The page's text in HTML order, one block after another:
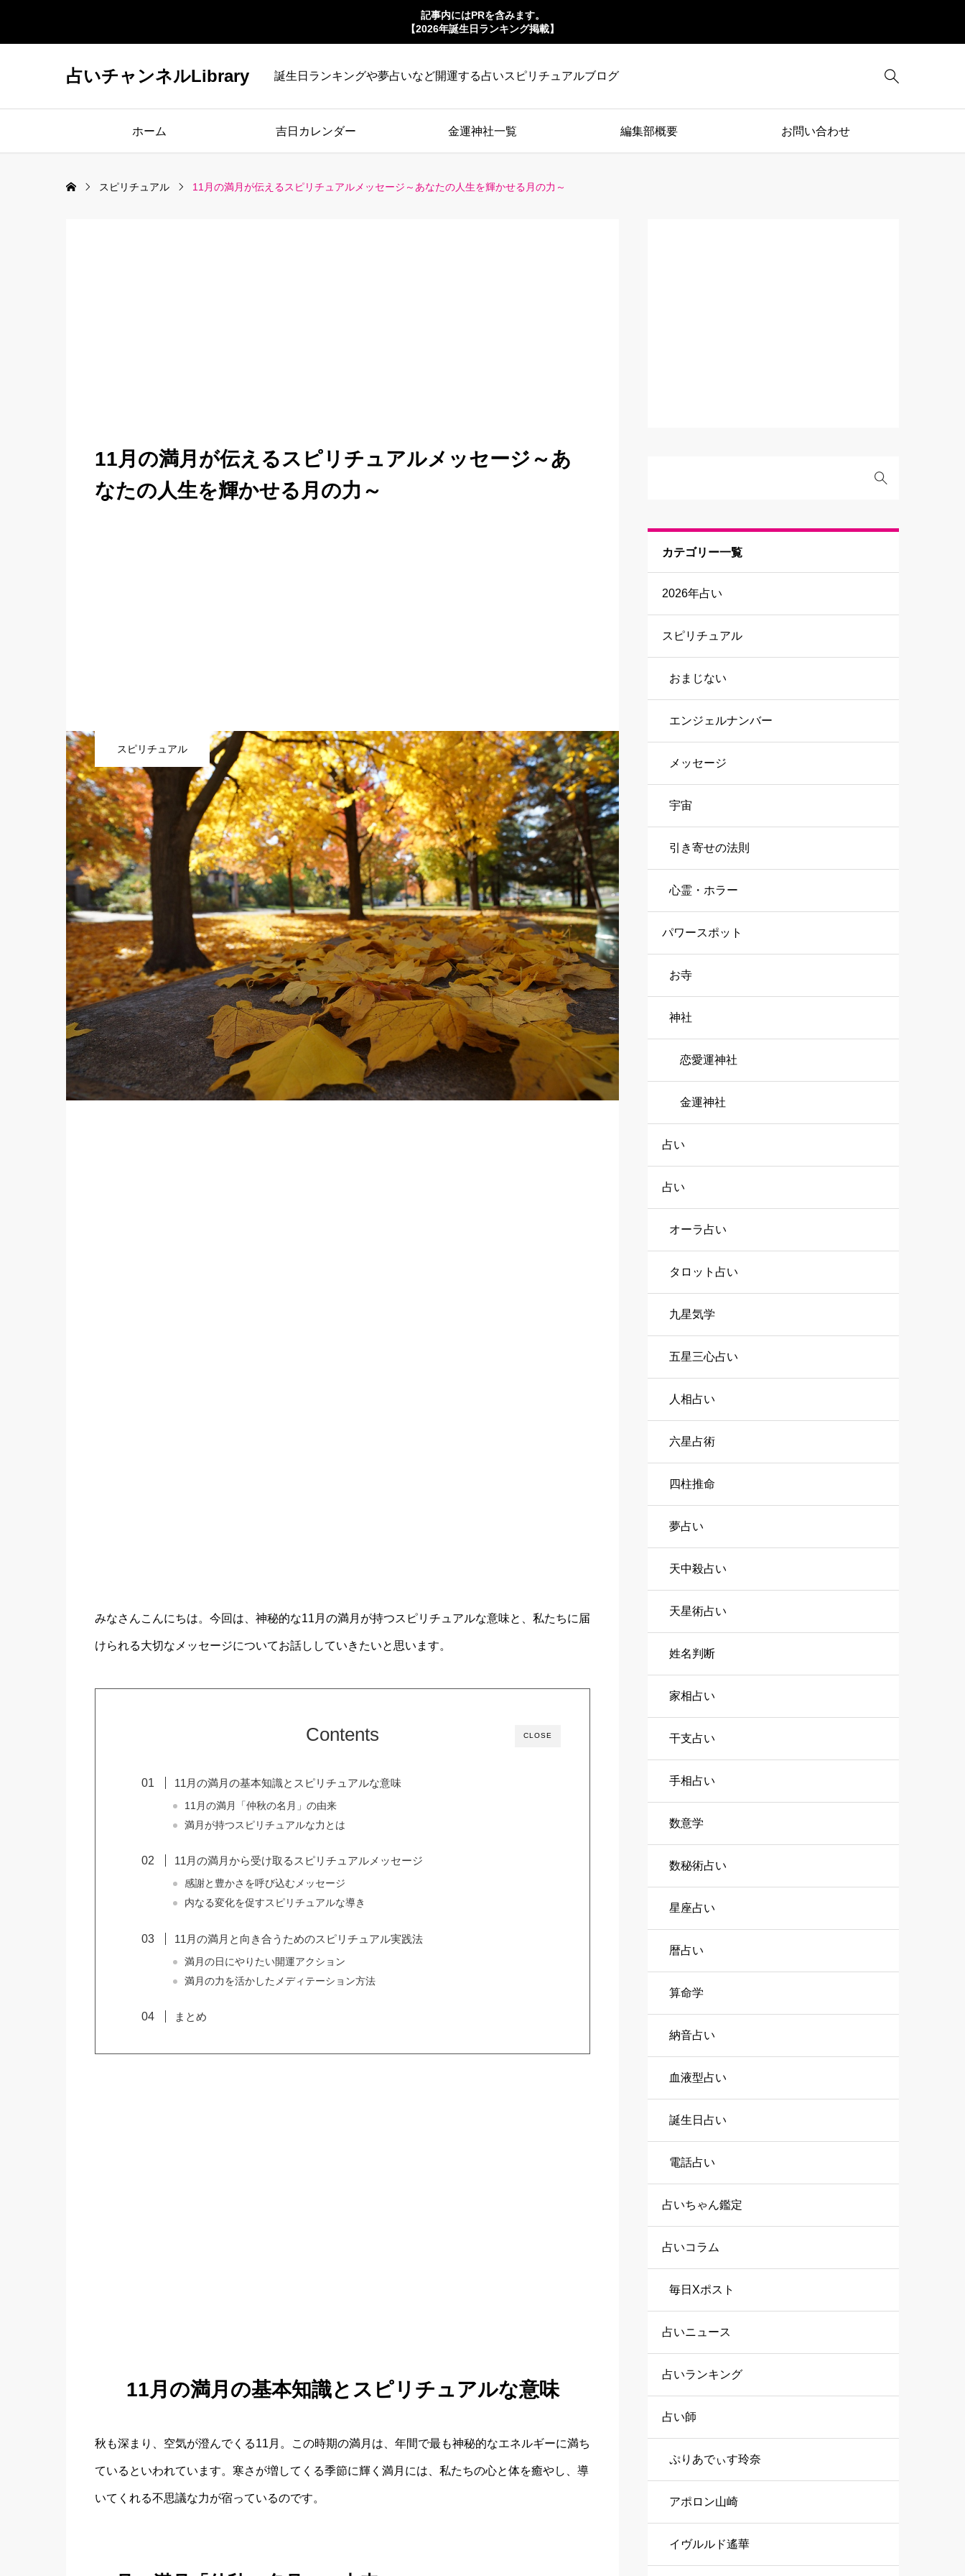
記事内にはPRを含みます。
【2026年誕生日ランキング掲載】
占いチャンネルLibrary 誕生日ランキングや夢占いなど開運する占いスピリチュアルブログ 
ホーム 吉日カレンダー 金運神社一覧 編集部概要 お問い合わせ
スピリチュアル 11月の満月が伝えるスピリチュアルメッセージ～あなたの人生を輝かせる月の力～
11月の満月が伝えるスピリチュアルメッセージ～あ
なたの人生を輝かせる月の力～
スピリチュアル
みなさんこんにちは。今回は、神秘的な11月の満月が持つスピリチュアルな意味と、私たちに届
けられる大切なメッセージについてお話ししていきたいと思います。
CLOSE
Contents
11月の満月の基本知識とスピリチュアルな意味
11月の満月「仲秋の名月」の由来
満月が持つスピリチュアルな力とは
11月の満月から受け取るスピリチュアルメッセージ
感謝と豊かさを呼び込むメッセージ
内なる変化を促すスピリチュアルな導き
11月の満月と向き合うためのスピリチュアル実践法
満月の日にやりたい開運アクション
満月の力を活かしたメディテーション方法
まとめ
11月の満月の基本知識とスピリチュアルな意味
秋も深まり、空気が澄んでくる11月。この時期の満月は、年間で最も神秘的なエネルギーに満ち
ているといわれています。寒さが増してくる季節に輝く満月には、私たちの心と体を癒やし、導
いてくれる不思議な力が宿っているのです。
カテゴリー一覧
2026年占い
スピリチュアル
おまじない
エンジェルナンバー
メッセージ
宇宙
引き寄せの法則
心霊・ホラー
パワースポット
お寺
神社
恋愛運神社
金運神社
占い
占い
オーラ占い
タロット占い
九星気学
五星三心占い
人相占い
六星占術
四柱推命
夢占い
天中殺占い
天星術占い
姓名判断
家相占い
干支占い
手相占い
数意学
数秘術占い
星座占い
暦占い
算命学
納音占い
血液型占い
誕生日占い
電話占い
占いちゃん鑑定
占いコラム
毎日Xポスト
占いニュース
占いランキング
占い師
ぷりあでぃす玲奈
アポロン山崎
イヴルルド遙華